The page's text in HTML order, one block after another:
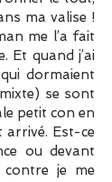
ma valise !
me l’a fait
Et quand j’ai
dormaient
se sont
petit con en
arrivé. Est-ce
ou devant
je me